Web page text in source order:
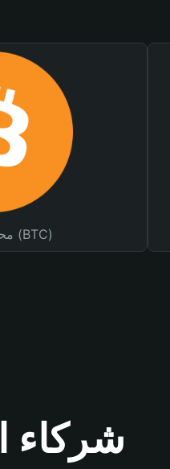
محفظة بيتكوين (BTC)
شركاء